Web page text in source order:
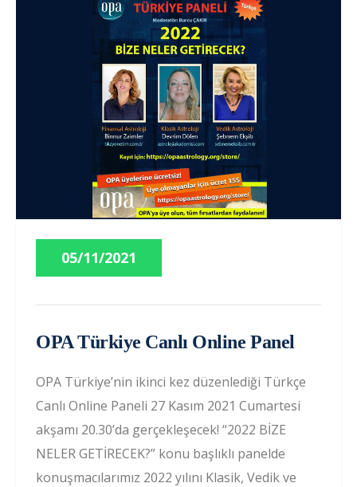
05/11/2021
OPA Türkiye Canlı Online Panel
OPA Türkiye’nin ikinci kez düzenlediği Türkçe
Canlı Online Paneli 27 Kasım 2021 Cumartesi
akşamı 20.30’da gerçekleşecek! “2022 BİZE
NELER GETİRECEK?” konu başlıklı panelde
konuşmacılarımız 2022 yılını Klasik, Vedik ve